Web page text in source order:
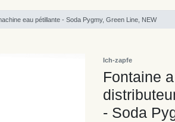
eau pétillante - Soda Pygmy, Green Line, NEW
Ich-zapfe
Fontaine
- Soda